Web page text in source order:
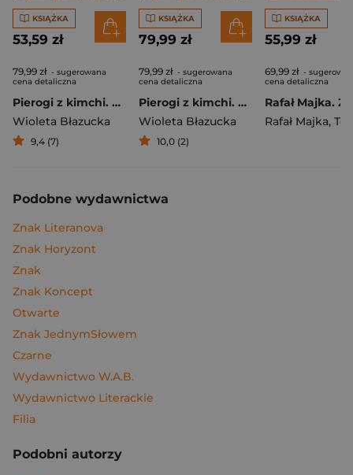
KSIĄŻKA
53,59 zł
79,99 zł - sugerowana
cena detaliczna
Pierogi z kimchi. Moje ulubione azjatyckie przepisy
Wioleta Błazucka
9,4 (7)
KSIĄŻKA
79,99 zł
79,99 zł - sugerowana
cena detaliczna
Pierogi z kimchi. Moje ulubione azjatyckie przepisy - książka z autografem
Wioleta Błazucka
10,0 (2)
KSIĄŻKA
55,99 zł
69,99 zł -
cena detaliczna
Rafał Majka,
Podobne wydawnictwa
Znak Literanova
Znak Horyzont
Znak
Znak Koncept
Otwarte
Znak JednymSłowem
Czarne
Wydawnictwo W.A.B.
Wydawnictwo Literackie
Filia
Podobni autorzy